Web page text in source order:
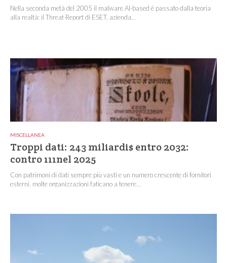
Nella seconda metà del 2005 il malware AI-based è passato dalla teoria
alla realtà: il Threat Report di ESET, azienda...
MISCELLANEA
Troppi dati: 243 miliardi$ entro 2032:
contro 111nel 2025
Con patrimoni di dati sempre più vasti e un numero crescente di fornitori
esterni, molte organizzazioni faticano a tenere...